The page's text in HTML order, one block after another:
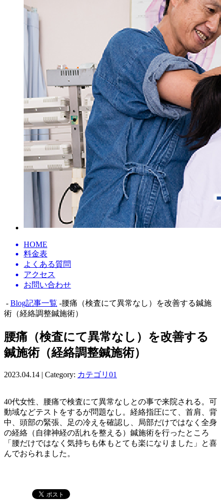
HOME
料金表
よくある質問
アクセス
お問い合わせ
- Blog記事一覧 -腰痛（検査にて異常なし）を改善する鍼施
術（経絡調整鍼施術）
腰痛（検査にて異常なし）を改善する
鍼施術（経絡調整鍼施術）
2023.04.14 | Category: カテゴリ01
40代女性、腰痛で検査にて異常なしとの事で来院される。可
動域などテストをするが問題なし。経絡指圧にて、首肩、背
中、頭部の緊張、足の冷えを確認し、局部だけではなく全身
の経絡（自律神経の乱れを整える）鍼施術を行ったところ
「腰だけではなく気持ちも体もとても楽になりました」と喜
んでおられました。